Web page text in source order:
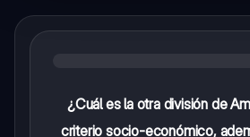
¿Cuál es la otra división de
criterio socio-económico,